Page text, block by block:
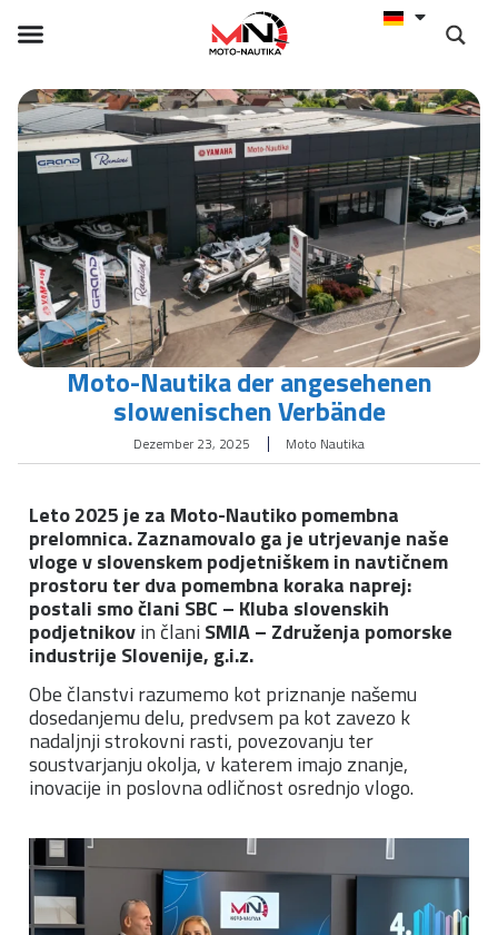
Moto-Nautika der angesehenen
slowenischen Verbände
Dezember 23, 2025 Moto Nautika
Leto 2025 je za Moto-Nautiko pomembna
prelomnica. Zaznamovalo ga je utrjevanje naše
vloge v slovenskem podjetniškem in navtičnem
prostoru ter dva pomembna koraka naprej:
postali smo člani SBC – Kluba slovenskih
podjetnikovin člani SMIA – Združenja pomorske
industrije Slovenije, g.i.z.
Obe članstvi razumemo kot priznanje našemu
dosedanjemu delu, predvsem pa kot zavezo k
nadaljnji strokovni rasti, povezovanju ter
soustvarjanju okolja, v katerem imajo znanje,
inovacije in poslovna odličnost osrednjo vlogo.